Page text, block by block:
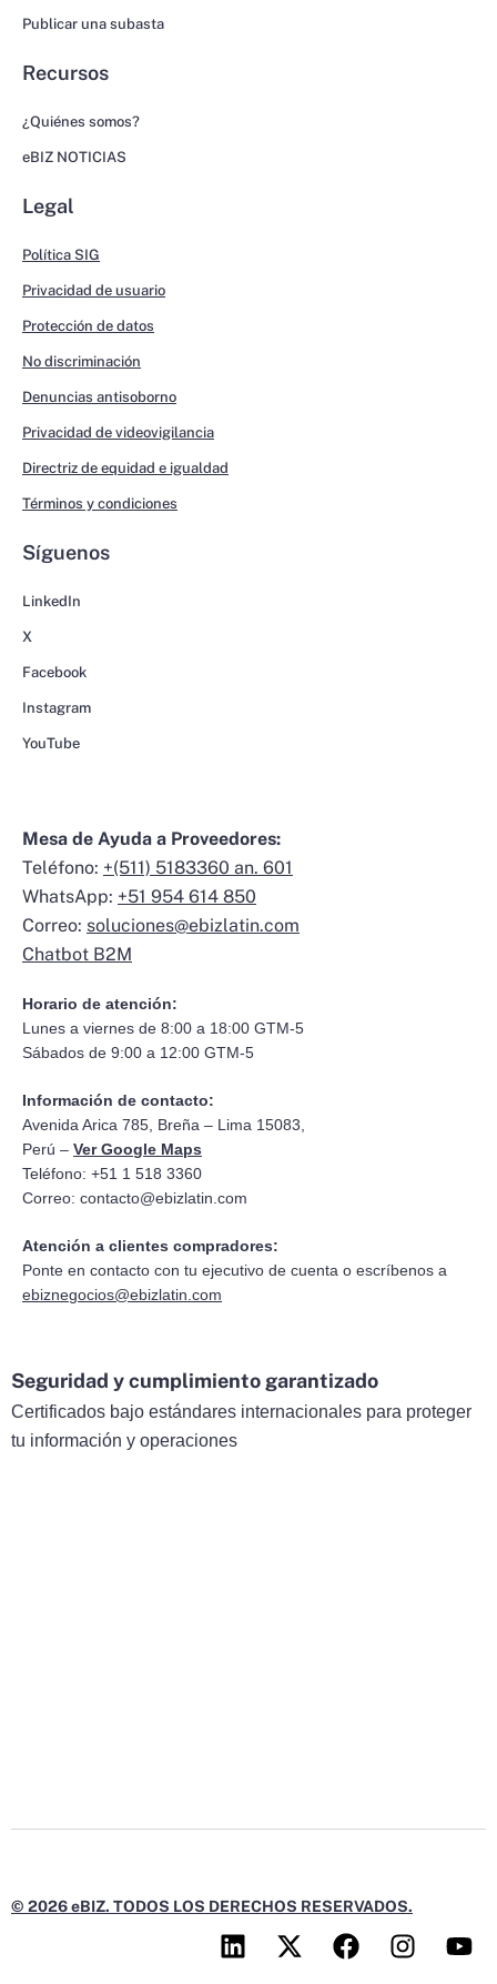
Publicar una subasta
Recursos
¿Quiénes somos?
eBIZ NOTICIAS
Legal
Política SIG
Privacidad de usuario
Protección de datos
No discriminación
Denuncias antisoborno
Privacidad de videovigilancia
Directriz de equidad e igualdad
Términos y condiciones
Síguenos
LinkedIn
X
Facebook
Instagram
YouTube
Mesa de Ayuda a Proveedores:
Teléfono: +(511) 5183360 an. 601
WhatsApp: +51 954 614 850
Correo: soluciones@ebizlatin.com
Chatbot B2M
Horario de atención:
Lunes a viernes de 8:00 a 18:00 GTM-5
Sábados de 9:00 a 12:00 GTM-5
Información de contacto:
Avenida Arica 785, Breña – Lima 15083,
Perú – Ver Google Maps
Teléfono: +51 1 518 3360
Correo: contacto@ebizlatin.com
Atención a clientes compradores:
Ponte en contacto con tu ejecutivo de cuenta o escríbenos a
ebiznegocios@ebizlatin.com
Seguridad y cumplimiento garantizado
Certificados bajo estándares internacionales para proteger
tu información y operaciones
© 2026 eBIZ. TODOS LOS DERECHOS RESERVADOS.
L
i
X
-
F
a
I
n
Y
o